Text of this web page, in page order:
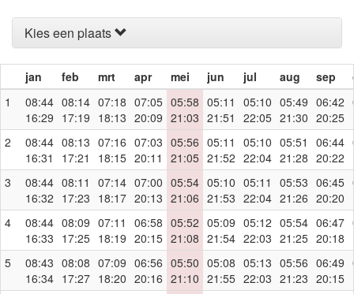
Kies een plaats
jan feb mrt apr mei jun jul aug sep
1
08:44
16:29
08:14
17:19
07:18
18:13
07:05
20:09
05:58
21:03
05:11
21:51
05:10
22:05
05:49
21:30
06:42
20:25
2
08:44
16:31
08:13
17:21
07:16
18:15
07:03
20:11
05:56
21:05
05:11
21:52
05:10
22:04
05:51
21:28
06:44
20:22
3
08:44
16:32
08:11
17:23
07:14
18:17
07:00
20:13
05:54
21:06
05:10
21:53
05:11
22:04
05:53
21:26
06:45
20:20
4
08:44
16:33
08:09
17:25
07:11
18:19
06:58
20:15
05:52
21:08
05:09
21:54
05:12
22:03
05:54
21:25
06:47
20:18
5
08:43
16:34
08:08
17:27
07:09
18:20
06:56
20:16
05:50
21:10
05:08
21:55
05:13
22:03
05:56
21:23
06:49
20:15